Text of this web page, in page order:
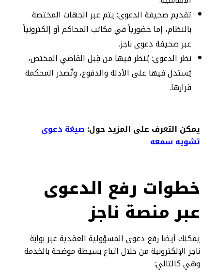
تقديم صحيفة الدعوى: يتم عبر الجهات المختصة
بالنظام، إما حضورياً في مكاتب المحاكم أو إلكترونياً
عبر صحيفة دعوى ناجز.
نظر الدعوى: يُنظر فيها من قِبل القاضي المختص،
يُستدل فيها على الأدلة والدفوع، وتُصدر المحكمة
قرارها.
يمكن التعرف على المزيد حول: صيغة دعوى
تشويه سمعه
خطوات رفع الدعوى
عبر منصة ناجز
يمكنك أيضا رفع دعوى المسؤولية العقدية عبر بوابة
ناجز الإلكترونية من خلال اتباع بسيطة موضحة بالخدمة
وهي كالتالي: